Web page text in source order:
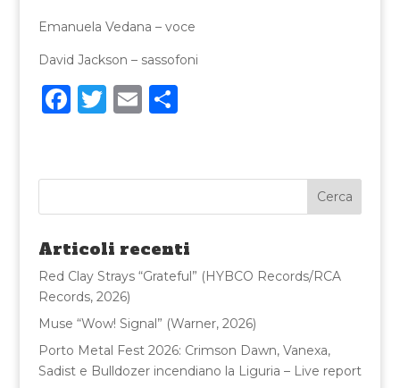
Emanuela Vedana – voce
David Jackson – sassofoni
F
e
b
o
o
k
T
te
r
E
l
C
di
vi
di
Articoli recenti
Red Clay Strays “Grateful” (HYBCO Records/RCA
Records, 2026)
Muse “Wow! Signal” (Warner, 2026)
Porto Metal Fest 2026: Crimson Dawn, Vanexa,
Sadist e Bulldozer incendiano la Liguria – Live report